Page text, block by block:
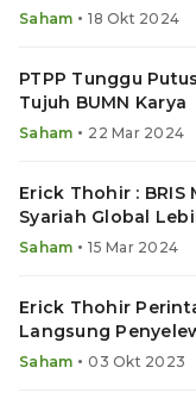
Sepekan Terakhir
Saham • 18 Okt 2024
PTPP Tunggu
Tujuh BUMN Karya
Saham • 22 Mar 2024
Erick Thohir : BRIS
Syariah Global
Saham • 15 Mar 2024
Erick Thohir
Langsung
Saham • 03 Okt 2023